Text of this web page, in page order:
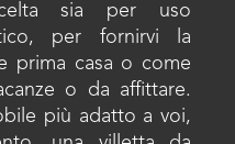
sia per uso
per fornirvi la
prima casa o come
o da affittare.
più adatto a voi,